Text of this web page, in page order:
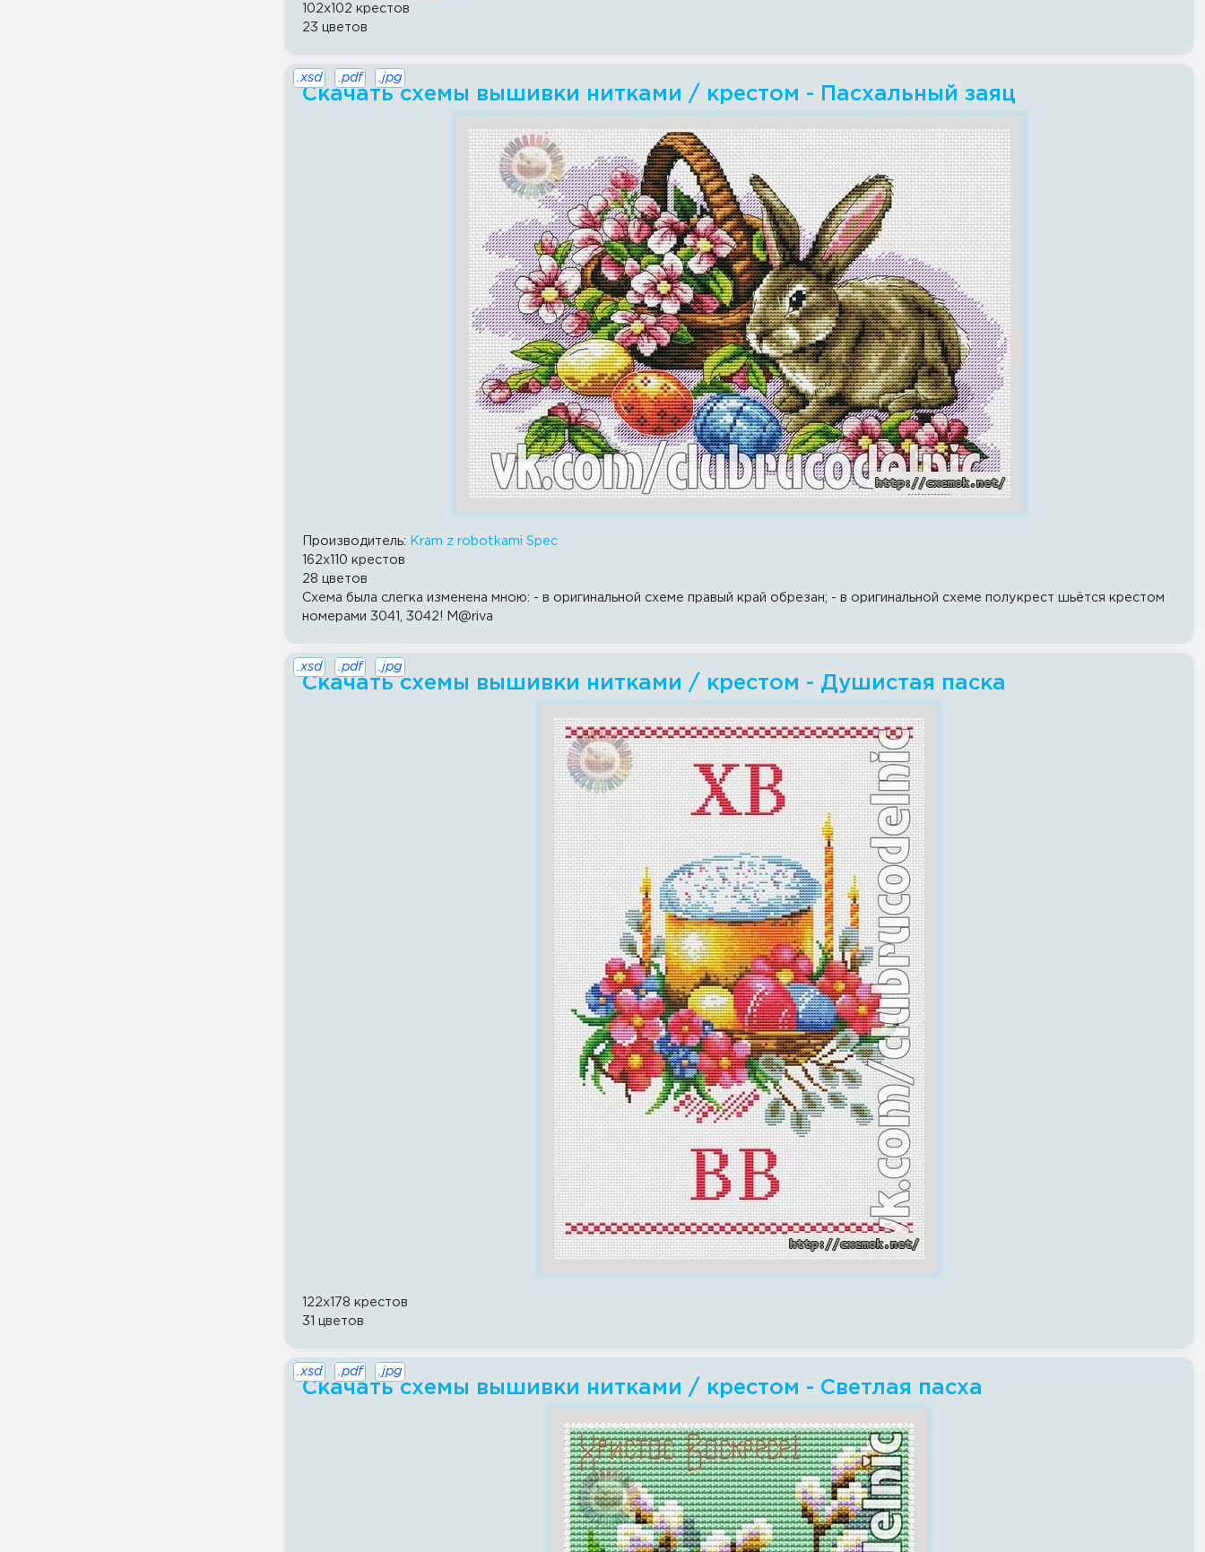
102x102 крестов
23 цветов
Скачать схемы вышивки нитками / крестом - Пасхальный заяц
.xsd .pdf .jpg
Производитель:
Kram z robotkami Spec
162x110 крестов
28 цветов
Схема была слегка изменена мною: - в оригинальной схеме правый край обрезан; - в оригинальной схеме полукрест шьётся крестом
номерами 3041, 3042! M@riva
Скачать схемы вышивки нитками / крестом - Душистая паска
.xsd .pdf .jpg
122x178 крестов
31 цветов
Скачать схемы вышивки нитками / крестом - Светлая пасха
.xsd .pdf .jpg